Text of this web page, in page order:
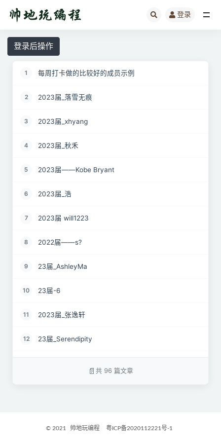
登录
登录后操作
1 每周打卡做的比较好的成员示例
2 2023届_落雪无痕
3 2023届_xhyang
4 2023届_秋禾
5 2023届——Kobe Bryant
6 2023届_浩
7 2023届 will1223
8 2022届——s?
9 23届_AshleyMa
10 23届-6
11 2023届_张逸轩
12 23届_Serendipity
共 96 篇文章
© 2021 帅地玩编程 粤ICP备2020112221号-1